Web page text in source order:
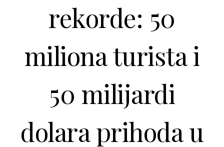
rekorde: 50
miliona turista i
50 milijardi
dolara prihoda u